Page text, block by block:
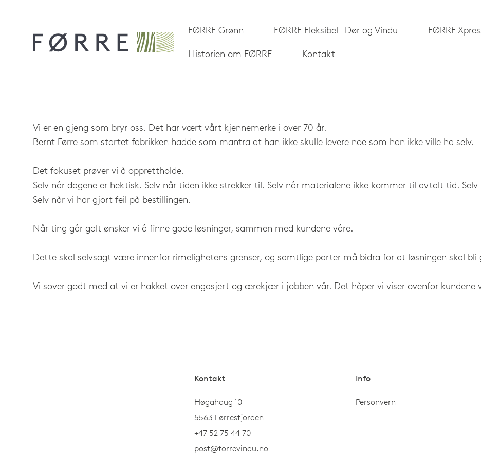
FØRRE Grønn FØRRE Fleksibel- Dør og Vindu FØRRE
Historien om FØRRE
Kontakt
Vi er en gjeng som bryr oss. Det har vært vårt kjennemerke i over 70 år.
Bernt Førre som startet fabrikken hadde som mantra at han ikke skulle levere noe som han ikke ville ha selv.
Det fokuset prøver vi å opprettholde.
Selv når dagene er hektisk. Selv når tiden ikke strekker til. Selv når materialene ikke kommer til avtalt tid.
Selv når vi har gjort feil på bestillingen.
Når ting går galt ønsker vi å finne gode løsninger, sammen med kundene våre.
Dette skal selvsagt være innenfor rimelighetens grenser, og samtlige parter må bidra for at løsningen skal bli
Vi sover godt med at vi er hakket over engasjert og ærekjær i jobben vår. Det håper vi viser ovenfor kundene
Kontakt
Høgahaug 10
5563 Førresfjorden
+47 52 75 44 70
post@forrevindu.no
Info
Personvern